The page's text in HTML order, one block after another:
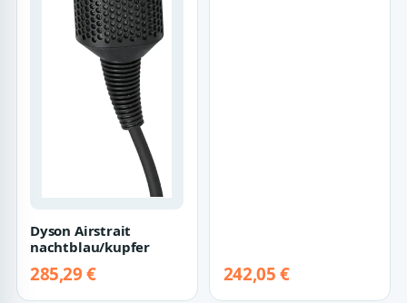
Dyson Airstrait
nachtblau/kupfer
285,29 € 242,05 €